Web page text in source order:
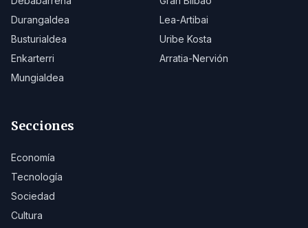
Durangaldea
Lea-Artibai
Busturialdea
Uribe Kosta
Enkarterri
Arratia-Nervión
Mungialdea
Secciones
Economía
Tecnología
Sociedad
Cultura